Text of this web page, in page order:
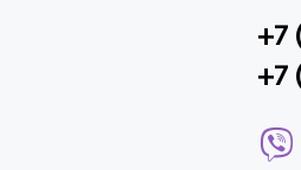
+7
+7